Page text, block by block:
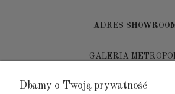
ADRES
GALERIA
80-452 Gdańsk
Dbamy o Twoją prywatność